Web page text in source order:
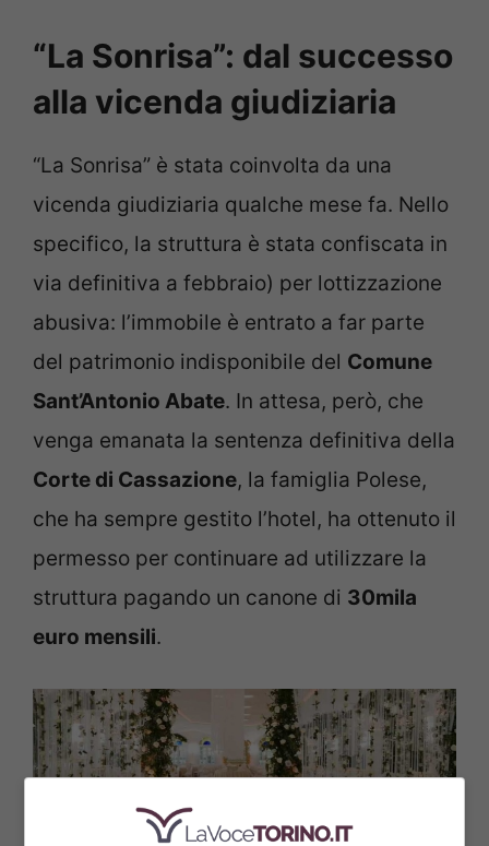
“La Sonrisa”: dal successo
alla vicenda giudiziaria
“La Sonrisa” è stata coinvolta da una
vicenda giudiziaria qualche mese fa. Nello
specifico, la struttura è stata confiscata in
via definitiva a febbraio) per lottizzazione
abusiva: l’immobile è entrato a far parte
del patrimonio indisponibile del Comune
Sant’Antonio Abate. In attesa, però, che
venga emanata la sentenza definitiva della
Corte di Cassazione, la famiglia Polese,
che ha sempre gestito l’hotel, ha ottenuto il
permesso per continuare ad utilizzare la
struttura pagando un canone di 30mila
euro mensili.